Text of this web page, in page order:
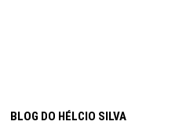
BLOG DO HÉLCIO SILVA